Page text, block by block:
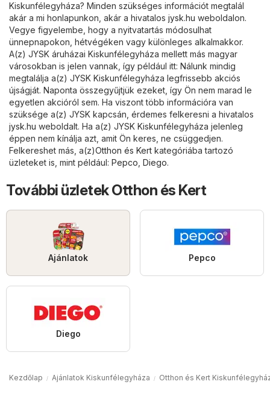
Kiskunfélegyháza? Minden szükséges információt megtalál
akár a mi honlapunkon, akár a hivatalos jysk.hu weboldalon.
Vegye figyelembe, hogy a nyitvatartás módosulhat
ünnepnapokon, hétvégéken vagy különleges alkalmakkor.
A(z) JYSK áruházai Kiskunfélegyháza mellett más magyar
városokban is jelen vannak, így például itt: Nálunk mindig
megtalálja a(z) JYSK Kiskunfélegyháza legfrissebb akciós
újságját. Naponta összegyűjtjük ezeket, így Ön nem marad le
egyetlen akcióról sem. Ha viszont több információra van
szüksége a(z) JYSK kapcsán, érdemes felkeresni a hivatalos
jysk.hu weboldalt. Ha a(z) JYSK Kiskunfélegyháza jelenleg
éppen nem kínálja azt, amit Ön keres, ne csüggedjen.
Felkereshet más, a(z)Otthon és Kert kategóriába tartozó
üzleteket is, mint például: Pepco Diego.
További üzletek Otthon és Kert
Ajánlatok Pepco
Diego
Kezdőlap Ajánlatok Kiskunfélegyháza Otthon és Kert